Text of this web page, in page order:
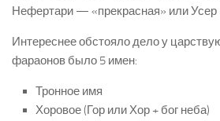
Нефертари — «прекрасная» или
Интереснее обстояло дело у
фараонов было 5 имен:
Тронное имя
Хоровое (Гор или Хор + бог неба)